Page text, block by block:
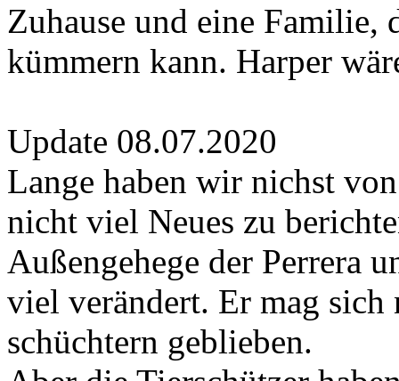
Zuhause und eine
kümmern kann. Harper
Update 08.07.2020
Lange haben wir nichst
nicht viel Neues zu
Außengehege der Perrera
viel verändert. Er mag sich
schüchtern geblieben.